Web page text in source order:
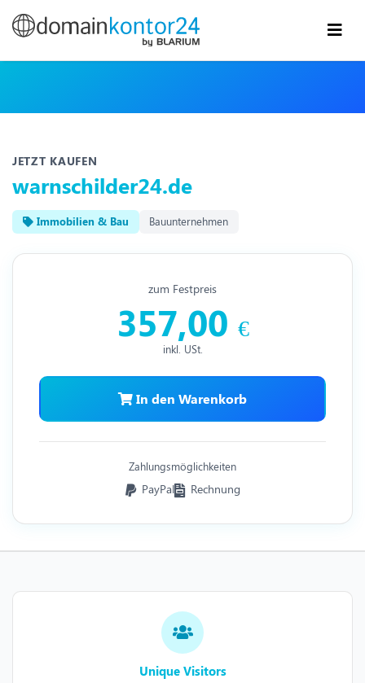
JETZT KAUFEN
warnschilder24.de
Immobilien & Bau Bauunternehmen
zum Festpreis
357,00 €
inkl. USt.
In den Warenkorb
Zahlungsmöglichkeiten
PayPal Rechnung
Unique Visitors